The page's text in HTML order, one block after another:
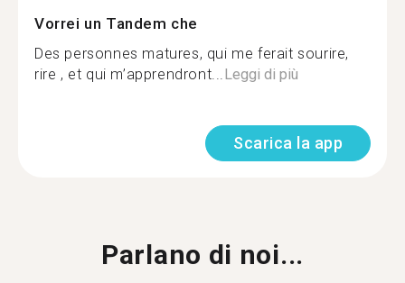
Vorrei un Tandem che
Des personnes matures, qui me ferait sourire,
rire , et qui m’apprendront...Leggi di più
Scarica la app
Parlano di noi...